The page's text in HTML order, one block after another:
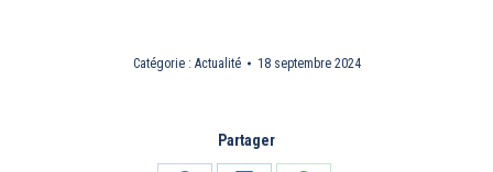
Catégorie : Actualité 18 septembre 2024
Partager